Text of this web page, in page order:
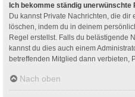
Ich bekomme ständig unerwünschte
Du kannst Private Nachrichten, die dir
löschen, indem du in deinem
Regel erstellst. Falls du belästigende
kannst du dies auch einem
betreffenden Mitglied dann verbieten,
Nach oben